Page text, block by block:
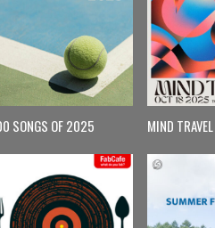
SONGS OF 2025 MIND TRAVEL